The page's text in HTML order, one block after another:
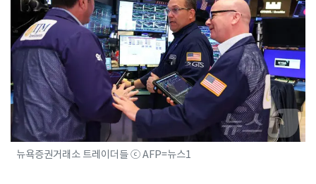
뉴욕증권거래소 트레이더들 ⓒ AFP=뉴스1